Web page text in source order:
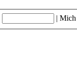
| Mich